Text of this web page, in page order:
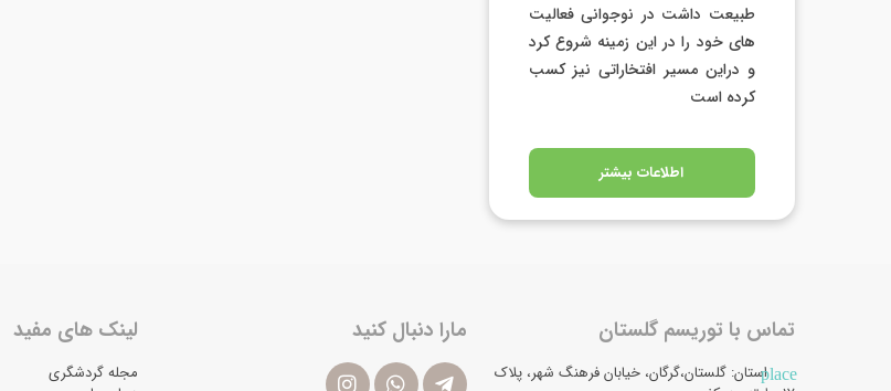
طبیعت داشت در نوجوانی فعالیت
های خود را در این زمینه شروع کرد
و دراین مسیر افتخاراتی نیز کسب
کرده است
اطلاعات بیشتر
تماس با توریسم گلستان
placeاستان: گلستان،گرگان، خیابان فرهنگ شهر، پلاک
مارا دنبال کنید لینک های مفید
مجله گردشگری